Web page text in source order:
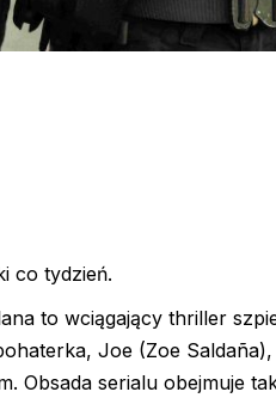
co tydzień.
to wciągający thriller
Joe (Zoe
Obsada serialu obejmuje